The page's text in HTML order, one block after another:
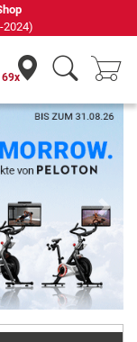
69x
Next